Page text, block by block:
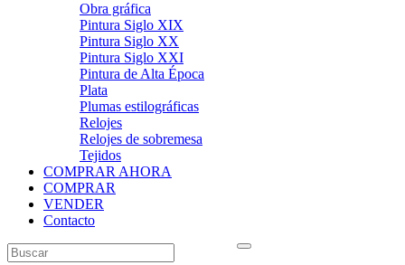
Obra gráfica
Pintura Siglo XIX
Pintura Siglo XX
Pintura Siglo XXI
Pintura de Alta Época
Plata
Plumas estilográficas
Relojes
Relojes de sobremesa
Tejidos
COMPRAR AHORA
COMPRAR
VENDER
Contacto